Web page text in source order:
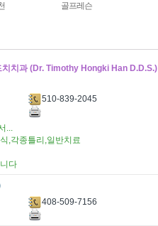
골프레슨
치과 (Dr. Timothy Hongki Han D.D.S.)
510-839-2045
...
,각종틀리,일반치료
다
408-509-7156